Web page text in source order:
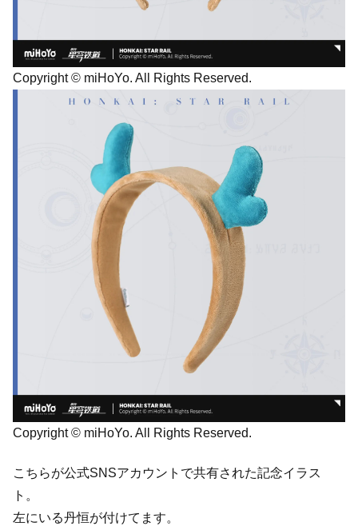
Copyright © miHoYo. All Rights Reserved.
Copyright © miHoYo. All Rights Reserved.
こちらが公式SNSアカウントで共有された記念イラス
ト。
左にいる丹恒が付けてます。